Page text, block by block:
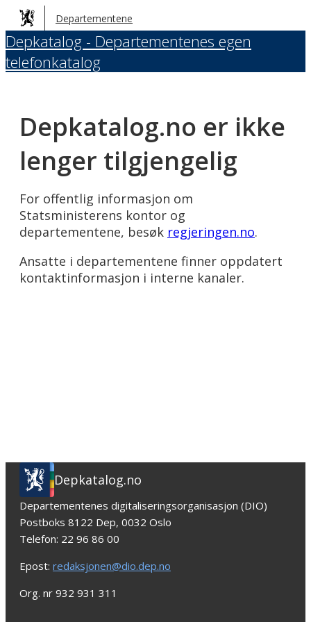
Hopp
til
hovedinnhold
Departementene
Depkatalog - Departementenes egen
telefonkatalog
Depkatalog.no er ikke
lenger tilgjengelig
For offentlig informasjon om
Statsministerens kontor og
departementene, besøk regjeringen.no.
Ansatte i departementene finner oppdatert
kontaktinformasjon i interne kanaler.
Depkatalog.no
Departementenes digitaliseringsorganisasjon (DIO)
Postboks 8122 Dep, 0032 Oslo
Telefon: 22 96 86 00
Epost: redaksjonen@dio.dep.no
Org. nr 932 931 311